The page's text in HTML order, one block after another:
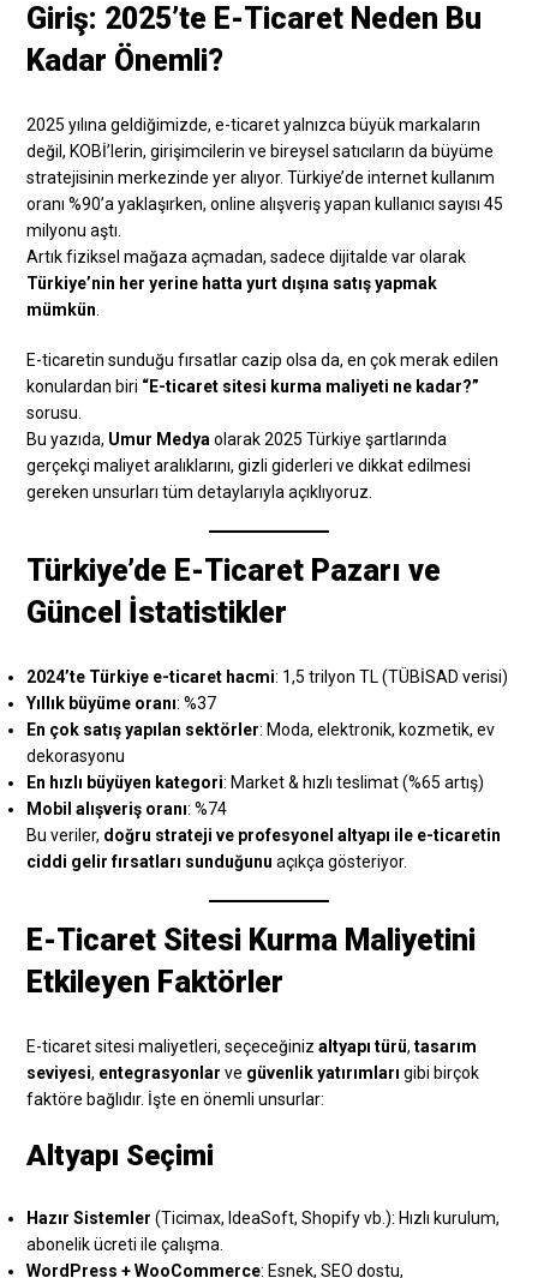
Giriş: 2025’te E-Ticaret Neden Bu
Kadar Önemli?
2025 yılına geldiğimizde, e-ticaret yalnızca büyük markaların
değil, KOBİ’lerin, girişimcilerin ve bireysel satıcıların da büyüme
stratejisinin merkezinde yer alıyor. Türkiye’de internet kullanım
oranı %90’a yaklaşırken, online alışveriş yapan kullanıcı sayısı 45
milyonu aştı.
Artık fiziksel mağaza açmadan, sadece dijitalde var olarak
Türkiye’nin her yerine hatta yurt dışına satış yapmak
mümkün
E-ticaretin sunduğu fırsatlar cazip olsa da, en çok merak edilen
konulardan biri “E-ticaret sitesi kurma maliyeti ne kadar?”
sorusu.
Bu yazıda, Umur Medya olarak 2025 Türkiye şartlarında
gerçekçi maliyet aralıklarını, gizli giderleri ve dikkat edilmesi
gereken unsurları tüm detaylarıyla açıklıyoruz.
Türkiye’de E-Ticaret Pazarı ve
Güncel İstatistikler
2024’te Türkiye e-ticaret hacmi: 1,5 trilyon TL (TÜBİSAD verisi)
Yıllık büyüme oranı: %37
En çok satış yapılan sektörler: Moda, elektronik, kozmetik, ev
dekorasyonu
En hızlı büyüyen kategori: Market & hızlı teslimat (%65 artış)
Mobil alışveriş oranı: %74
Bu veriler, doğru strateji ve profesyonel altyapı ile e-ticaretin
ciddi gelir fırsatları sunduğunu açıkça gösteriyor.
E-Ticaret Sitesi Kurma Maliyetini
Etkileyen Faktörler
E-ticaret sitesi maliyetleri, seçeceğinizaltyapı türü,tasarım
seviyesi, entegrasyonlar ve güvenlik yatırımları gibi birçok
faktöre bağlıdır. İşte en önemli unsurlar:
Altyapı Seçimi
Hazır Sistemler (Ticimax, IdeaSoft, Shopify vb.): Hızlı kurulum,
abonelik ücreti ile çalışma.
WordPress + WooCommerce: Esnek, SEO dostu,